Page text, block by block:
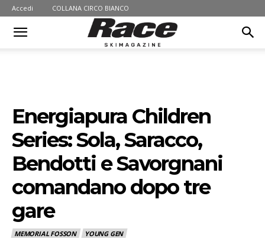
Accedi COLLANA CIRCO BIANCO
Energiapura Children
Series: Sola, Saracco,
Bendotti e Savorgnani
comandano dopo tre
gare
MEMORIAL FOSSON YOUNG GEN